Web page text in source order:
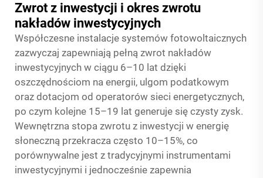
Zwrot z inwestycji i okres zwrotu
nakładów inwestycyjnych
Współczesne instalacje systemów fotowoltaicznych
zazwyczaj zapewniają pełną zwrot nakładów
inwestycyjnych w ciągu 6–10 lat dzięki
oszczędnościom na energii, ulgom podatkowym
oraz dotacjom od operatorów sieci energetycznych,
po czym kolejne 15–19 lat generuje się czysty zysk.
Wewnętrzna stopa zwrotu z inwestycji w energię
słoneczną przekracza często 10–15%, co
porównywalne jest z tradycyjnymi instrumentami
inwestycyjnymi i jednocześnie zapewnia